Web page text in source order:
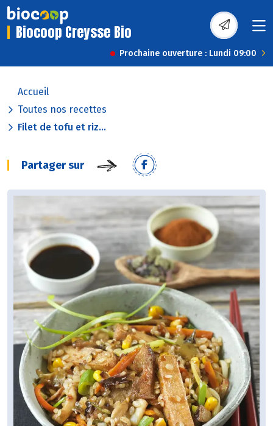
Biocoop Creysse Bio
Prochaine ouverture : Lundi 09:00
Accueil
Toutes nos recettes
Filet de tofu et riz...
Partager sur